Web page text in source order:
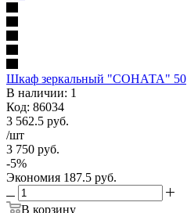
Шкаф зеркальный "СОНАТА" 50
В наличии: 1
Код: 86034
3 562.5 руб.
/шт
3 750 руб.
-5%
Экономия 187.5 руб.
В корзину